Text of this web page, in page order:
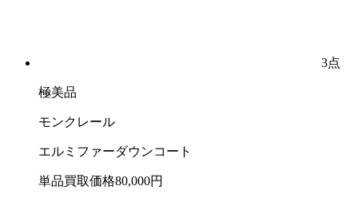
3点
極美品
モンクレール
エルミファーダウンコート
単品買取価格80,000円